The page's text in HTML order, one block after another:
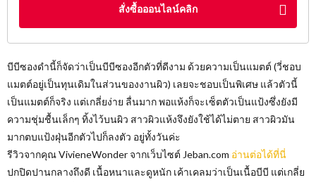
สั่งซื้อออนไลน์คลิก
บีบีซองดำนี้ก็จัดว่าเป็นบีบีซองอีกตัวที่ดีงาม ด้วยความเป็นแมตต์ (วี่ชอบ
แมตต์อยู่เป็นทุนเดิมในส่วนของงานผิว) เลยจะชอบเป็นพิเศษ แล้วตัวนี้
เป็นแมตต์ก็จริง แต่เกลี่ยง่าย ลื่นมาก พอแห้งก็จะเซ็ตตัวเป็นแป้งซึ่งยังมี
ความชุ่มชื้นเล็กๆ ทิ้งไว้บนผิว สาวผิวแห้งจึงยังใช้ได้ไม่ตาย สาวผิวมัน
มากตบแป้งฝุ่นอีกตัวไปก็ลงตัว อยู่ทั้งวันค่ะ
รีวิวจากคุณ VivieneWonder จากเว็บไซต์​ Jeban.com อ่านต่อได้ที่นี่
ปกปิดปานกลางถึงดี เนื้อหนาและดูหนัก เค้าเคลมว่าเป็นเนื้อบีบี แต่เกลี่ย